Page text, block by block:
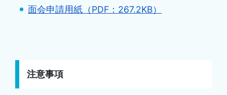
面会申請用紙（PDF：267.2KB）
注意事項